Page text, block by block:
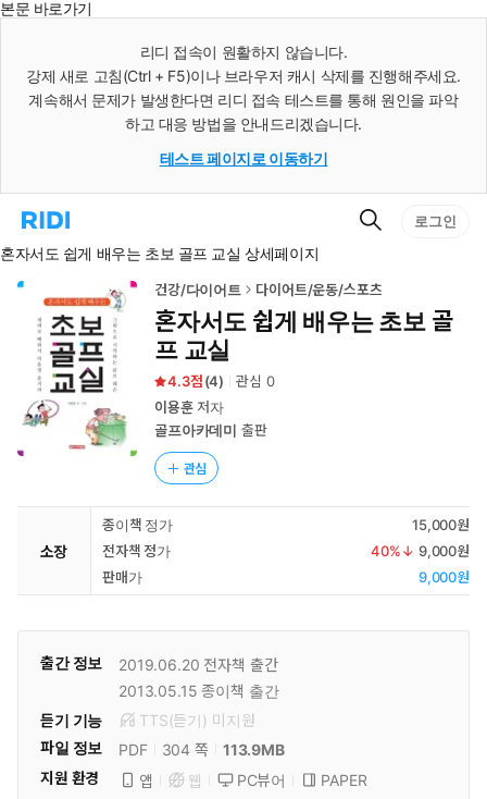
본문 바로가기
리디 접속이 원활하지 않습니다.
강제 새로 고침(Ctrl + F5)이나 브라우저 캐시 삭제를 진행해주세요.
계속해서 문제가 발생한다면 리디 접속 테스트를 통해 원인을 파악
하고 대응 방법을 안내드리겠습니다.
테스트 페이지로 이동하기
리
홈
로
검
로그인
혼자서도 쉽게 배우는 초보 골프 교실 상세페이지
건강/다이어트 다이어트/운동/스포츠
혼자서도 쉽게 배우는 초보 골
프 교실
4.3 (4) 관심 0
이용훈저자
골프아카데미 출판
관심
소장
종이책 정가
15,000원
전자책 정가
40%↓ 9,000원
판매가
9,000원
출간 정보 2019.06.20 전자책 출간
2013.05.15 종이책 출간
듣기 기능
TTS(듣기) 미 지원
파일 정보
PDF 304 쪽
113.9MB
지원 환경
앱 웹 PC뷰어
PAPER